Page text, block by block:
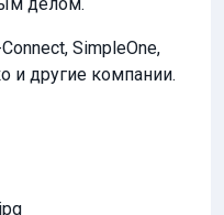
SimpleOne,
и другие компании.